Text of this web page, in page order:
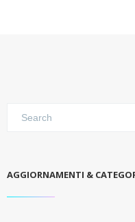
AGGIORNAMENTI &